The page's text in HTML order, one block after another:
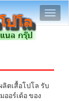
ลิตเสื้อโปโล รับ
ออร์เด้อ ของ